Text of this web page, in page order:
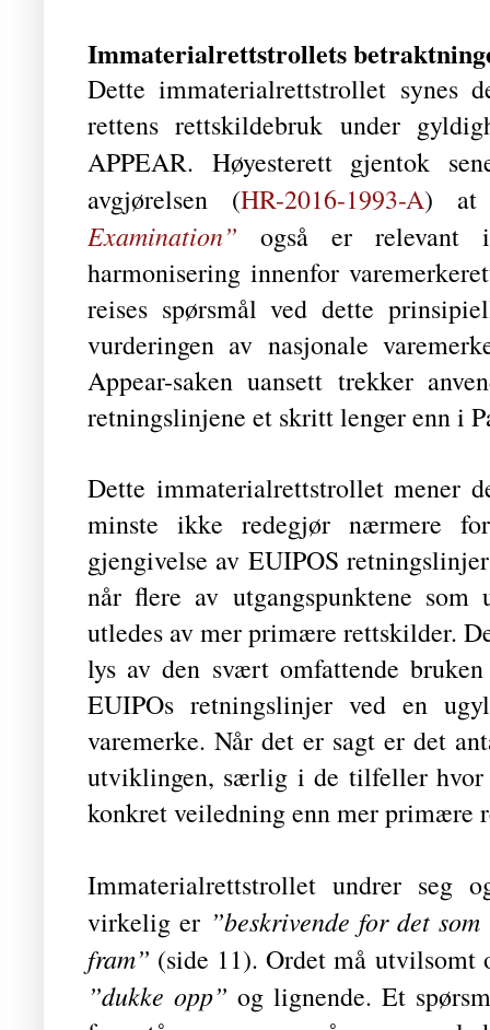
Immaterialrettstrollets
Dette immaterialrettstrollet synes
rettens rettskildebruk under
APPEAR. Høyesterett gjentok
avgjørelsen (HR-2016-1993-A) at
Examination”
også er
harmonisering innenfor
reises spørsmål ved dette
vurderingen av nasjonale
Appear-saken uansett trekker
retningslinjene et skritt lenger enn i
Dette immaterialrettstrollet mener
minste ikke redegjør nærmere
gjengivelse av EUIPOS
når flere av utgangspunktene
utledes av mer primære rettskilder.
lys av den svært omfattende
EUIPOs retningslinjer ved en
varemerke. Når det er sagt er det
utviklingen, særlig i de tilfeller
konkret veiledning enn mer primære
Immaterialrettstrollet undrer seg
virkelig er ”beskrivende for det
fram” (side 11). Ordet må utvilsomt
”dukke opp” og lignende. Et